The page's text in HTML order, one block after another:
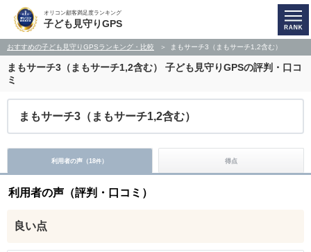
オリコン顧客満足度ランキング
子ども見守りGPS
おすすめの子ども見守りGPSランキング・比較 まもサーチ3（まもサーチ1,2含む）
まもサーチ3（まもサーチ1,2含む）
子ども見守りGPSの評判・口コ
ミ
まもサーチ3（まもサーチ1,2含む）
利用者の声（18件） 得点
利用者の声（評判・口コミ）
良い点